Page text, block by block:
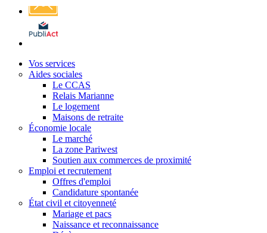
Affichage
légal
Vos services
Aides sociales
Le CCAS
Relais Marianne
Le logement
Maisons de retraite
Économie locale
Le marché
La zone Pariwest
Soutien aux commerces de proximité
Emploi et recrutement
Offres d'emploi
Candidature spontanée
État civil et citoyenneté
Mariage et pacs
Naissance et reconnaissance